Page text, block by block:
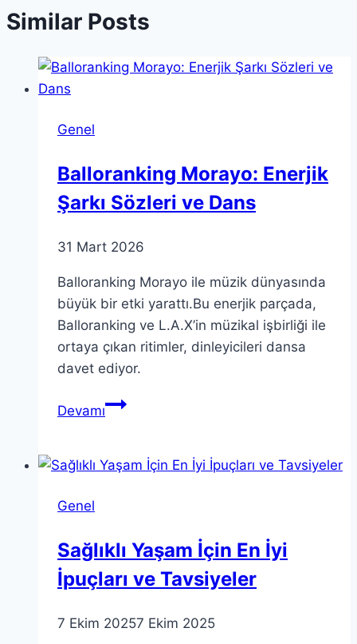
Similar Posts
Genel
Balloranking Morayo: Enerjik
Şarkı Sözleri ve Dans
31 Mart 2026
Balloranking Morayo ile müzik dünyasında
büyük bir etki yarattı.Bu enerjik parçada,
Balloranking ve L.A.X’in müzikal işbirliği ile
ortaya çıkan ritimler, dinleyicileri dansa
davet ediyor.
DevamıBalloranking
Şarkı
Genel
Sağlıklı Yaşam İçin En İyi
İpuçları ve Tavsiyeler
7 Ekim 20257 Ekim 2025